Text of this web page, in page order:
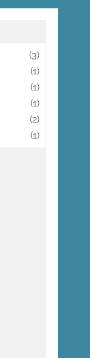
(3)
(1)
(1)
(1)
(2)
(1)